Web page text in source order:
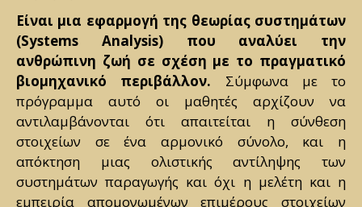
Είναι μια εφαρμογή της θεωρίας συστημάτων
(Systems Analysis) που αναλύει την
ανθρώπινη ζωή σε σχέση με το πραγματικό
βιομηχανικό περιβάλλον. Σύμφωνα με το
πρόγραμμα αυτό οι μαθητές αρχίζουν να
αντιλαμβάνονται ότι απαιτείται η σύνθεση
στοιχείων σε ένα αρμονικό σύνολο, και η
απόκτηση μιας ολιστικής αντίληψης των
συστημάτων παραγωγής και όχι η μελέτη και η
εμπειρία απομονωμένων επιμέρους στοιχείων